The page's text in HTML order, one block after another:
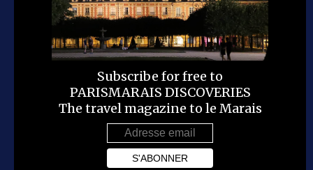
Subscribe for free to
PARISMARAIS DISCOVERIES
The travel magazine to le Marais